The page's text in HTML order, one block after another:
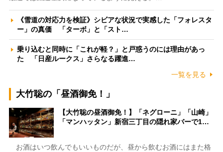
《雪道の対応力を検証》シビアな状況で実感した「フォレスタ
ー」の真価 「ターボ」と「スト…
乗り込むと同時に「これが軽？」と戸惑うのには理由があっ
た 「日産ルークス」さらなる躍進…
一覧を見る
大竹聡の「昼酒御免！」
【大竹聡の昼酒御免！】「ネグローニ」「山崎」
「マンハッタン」新宿三丁目の隠れ家バーで1…
お酒はいつ飲んでもいいものだが、昼から飲むお酒にはまた格